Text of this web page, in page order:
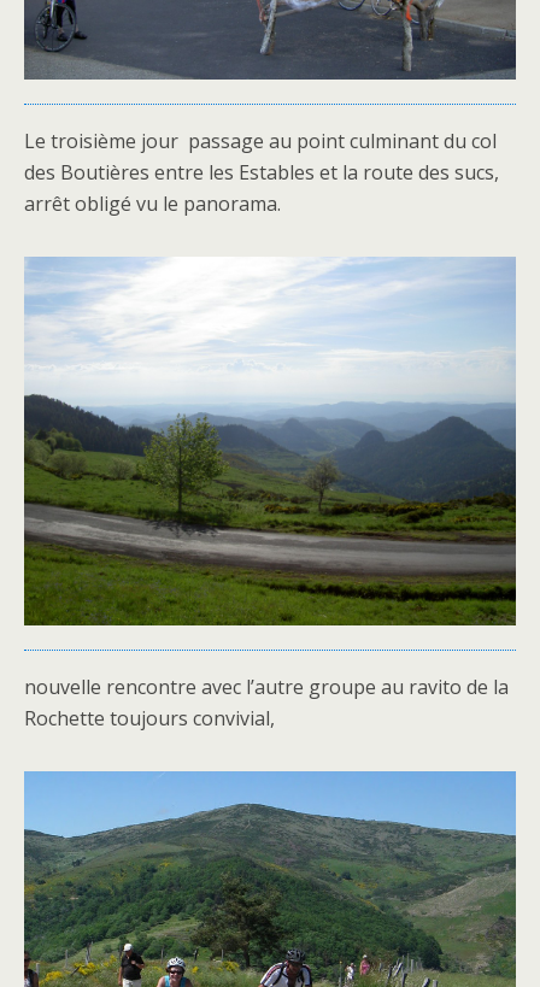
Le troisième jour passage au point culminant du col
des Boutières entre les Estables et la route des sucs,
arrêt obligé vu le panorama.
nouvelle rencontre avec l’autre groupe au ravito de la
Rochette toujours convivial,